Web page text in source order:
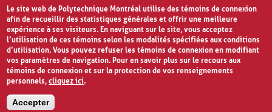
Le site web de Polytechnique Montréal utilise des témoins de connexion
afin de recueillir des statistiques générales et offrir une meilleure
expérience à ses visiteurs. En naviguant sur le site, vous acceptez
l’utilisation de ces témoins selon les modalités spécifiées aux conditions
d’utilisation. Vous pouvez refuser les témoins de connexion en modifiant
vos paramètres de navigation. Pour en savoir plus sur le recours aux
témoins de connexion et sur la protection de vos renseignements
personnels,cliquez ici.
Accepter